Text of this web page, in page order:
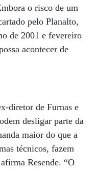
o risco de um
pelo Planalto,
de 2001 e fevereiro
acontecer de
diretor de Furnas e
desligar parte da
maior do que a
técnicos, fazem
Resende. “O